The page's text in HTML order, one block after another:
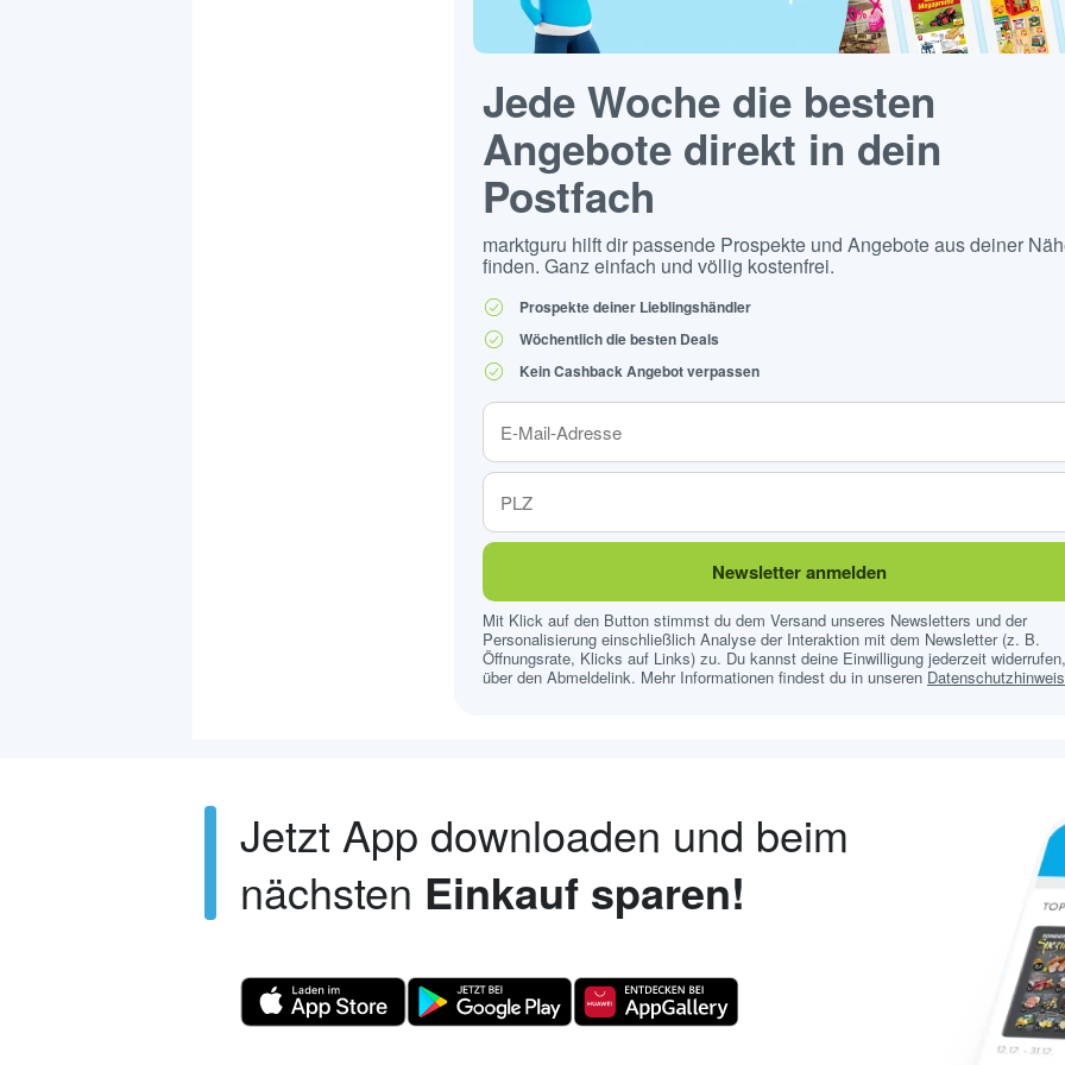
Jede Woche die besten
Angebote direkt in dein
Postfach
marktguru hilft dir passende Prospekte und Angebote aus deiner
finden. Ganz einfach und völlig kostenfrei.
Prospekte deiner Lieblingshändler
Wöchentlich die besten Deals
Kein Cashback Angebot verpassen
Newsletter anmelden
Mit Klick auf den Button stimmst du dem Versand unseres Newsletters und der
Personalisierung einschließlich Analyse der Interaktion mit dem Newsletter (z. B.
Öffnungsrate, Klicks auf Links) zu. Du kannst deine Einwilligung jederzeit
über den Abmeldelink. Mehr Informationen findest du in unseren
Jetzt App downloaden und beim
nächsten Einkauf sparen!